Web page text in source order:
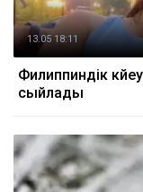
13.05 18:11
Филиппиндік
сыйлады